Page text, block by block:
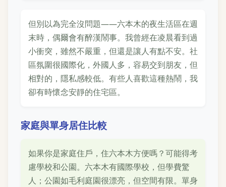
但別以為完全沒問題——六本木的夜生活區在週
末時，偶爾會有醉漢鬧事。我曾經在凌晨看到過
小衝突，雖然不嚴重，但還是讓人有點不安。社
區氛圍很國際化，外國人多，容易交到朋友，但
相對的，隱私感較低。有些人喜歡這種熱鬧，我
卻有時懷念安靜的住宅區。
家庭與單身居住比較
如果你是家庭住戶，住六本木方便嗎？可能得考
慮學校和公園。六本木有國際學校，但學費驚
人；公園如毛利庭園很漂亮，但空間有限。單身